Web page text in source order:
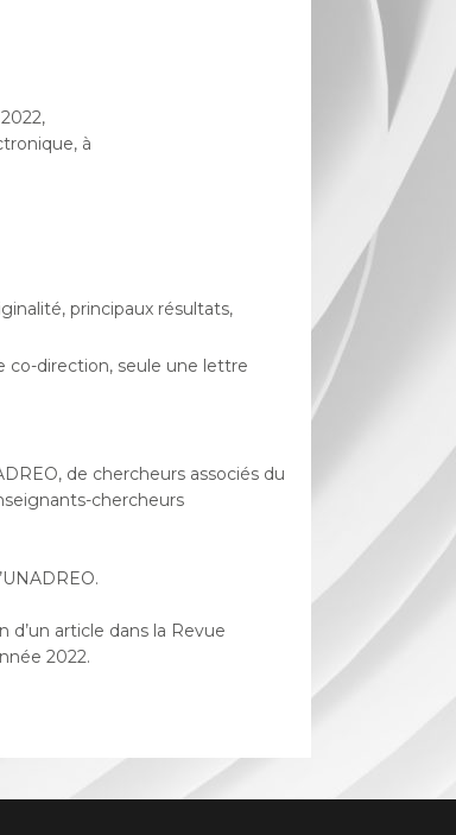
à
principaux résultats,
co-direction, seule une lettre
de chercheurs associés du
chercheurs
d’un article dans la Revue
2022.